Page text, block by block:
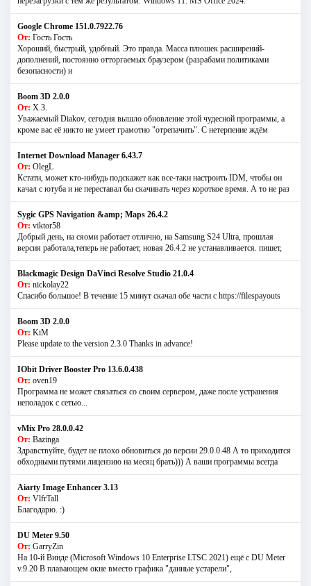
Google Chrome 151.0.7922.76
От: Гость Гость
Хороший, быстрый, удобный. Это правда. Масса плюшек расширений-
дополнений, постоянно отторгаемых браузером (разрабами политиками
безопасности) и
Boom 3D 2.0.0
От: Х.З.
Уважаемый Diakov, сегодня вышло обновление этой чудесной программы, а
кроме вас её никто не умеет грамотно "отрепачить". С нетерпение ждём
Internet Download Manager 6.43.7
От: OlegL
Кстати, может кто-нибудь подскажет как все-таки настроить IDM, чтобы он
качал с ютуба и не переставал бы скачивать через короткое время. А то не раз
Sygic GPS Navigation &amp; Maps 26.4.2
От: viktor58
Добрый день, на сяоми работает отлично, на Samsung S24 Ultra, прошлая
версия работала,теперь не работает, новая 26.4.2 не устанавливается. пишет,
Blackmagic Design DaVinci Resolve Studio 21.0.4
От: nickolay22
Спасибо большое! В течение 15 минут скачал обе части с https://filespayouts
Boom 3D 2.0.0
От: KiM
Please update to the version 2.3.0 Thanks in advance!
IObit Driver Booster Pro 13.6.0.438
От: oven19
Программа не может связаться со своим сервером, даже после устранения
неполадок с сетью...
vMix Pro 28.0.0.42
От: Bazinga
Здравствуйте, будет не плохо обновиться до версии 29.0.0.48 А то приходится
обходными путями лицензию на месяц брать))) А ваши программы всегда
Aiarty Image Enhancer 3.13
От: VlfrTall
Благодарю. :)
DU Meter 9.50
От: GarryZin
На 10-й Винде (Microsoft Windows 10 Enterprise LTSC 2021) ещё с DU Meter
v.9.20 В плавающем окне вместо графика "данные устарели",